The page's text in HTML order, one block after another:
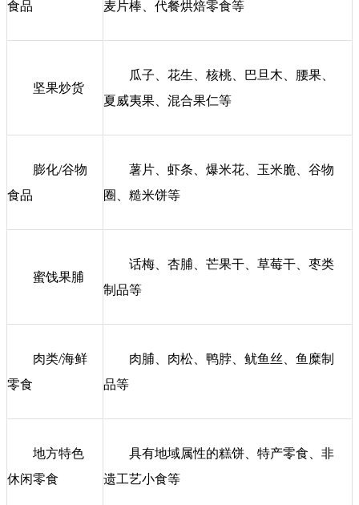
食品 麦片棒、代餐烘焙零食等
坚果炒货
瓜子、花生、核桃、巴旦木、腰果、
夏威夷果、混合果仁等
膨化/谷物
食品
薯片、虾条、爆米花、玉米脆、谷物
圈、糙米饼等
蜜饯果脯
话梅、杏脯、芒果干、草莓干、枣类
制品等
肉类/海鲜
零食
肉脯、肉松、鸭脖、鱿鱼丝、鱼糜制
品等
地方特色
休闲零食
具有地域属性的糕饼、特产零食、非
遗工艺小食等